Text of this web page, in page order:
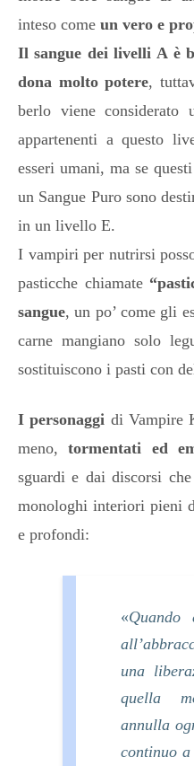
inteso come un vero e
Il sangue dei livelli A è
dona molto potere,
berlo viene
appartenenti a questo
esseri umani, ma se
un Sangue Puro sono
in un livello E.
I vampiri per nutrirsi
pasticche chiamate
sangue, un po’ come gli
carne mangiano solo
sostituiscono i pasti con
I personaggi di Vampire
meno,tormentati ed
sguardi e dai discorsi
monologhi interiori pieni
e profondi:
«Quando
una
quella
annulla
continuo a